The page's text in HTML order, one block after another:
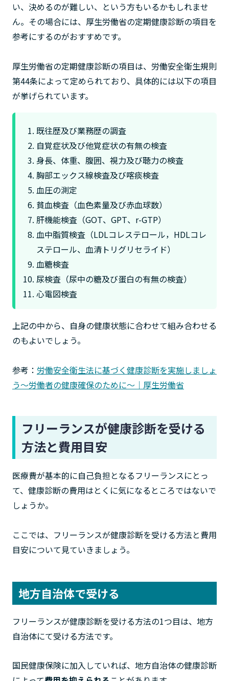
い、決めるのが難しい、という方もいるかもしれませ
ん。その場合には、厚生労働省の定期健康診断の項目を
参考にするのがおすすめです。
厚生労働省の定期健康診断の項目は、労働安全衛生規則
第44条によって定められており、具体的には以下の項目
が挙げられています。
既往歴及び業務歴の調査
自覚症状及び他覚症状の有無の検査
身長、体重、腹囲、視力及び聴力の検査
胸部エックス線検査及び喀痰検査
血圧の測定
貧血検査（血色素量及び赤血球数）
肝機能検査（GOT、GPT、r-GTP）
血中脂質検査（LDLコレステロール，HDLコレ
ステロール、血清トリグリセライド）
血糖検査
尿検査（尿中の糖及び蛋白の有無の検査）
心電図検査
上記の中から、自身の健康状態に合わせて組み合わせる
のもよいでしょう。
参考： 労働安全衛生法に基づく健康診断を実施しましょ
う～労働者の健康確保のために～｜厚生労働省
フリーランスが健康診断を受ける
方法と費用目安
医療費が基本的に自己負担となるフリーランスにとっ
て、健康診断の費用はとくに気になるところではないで
しょうか。
ここでは、フリーランスが健康診断を受ける方法と費用
目安について見ていきましょう。
地方自治体で受ける
フリーランスが健康診断を受ける方法の1つ目は、地方
自治体にて受ける方法です。
国民健康保険に加入していれば、地方自治体の健康診断